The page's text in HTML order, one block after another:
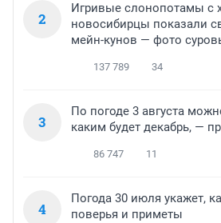
2
Игривые слонопотамы с
новосибирцы показали
мейн-кунов — фото
137 789 34
3
По погоде 3 августа
каким будет декабрь, —
86 747 11
4
Погода 30 июля укажет,
поверья и приметы